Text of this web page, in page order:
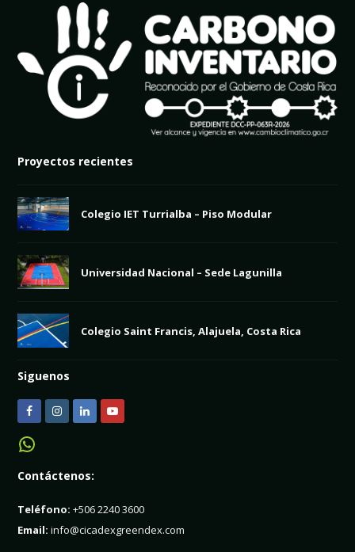
Proyectos recientes
Colegio IET Turrialba – Piso Modular
Universidad Nacional – Sede Lagunilla
Colegio Saint Francis, Alajuela, Costa Rica
Siguenos
e
b
o
t
a
g
k
e
d
u
b
Contáctenos:
Teléfono: +506 2240 3600
Email: info@cicadexgreendex.com